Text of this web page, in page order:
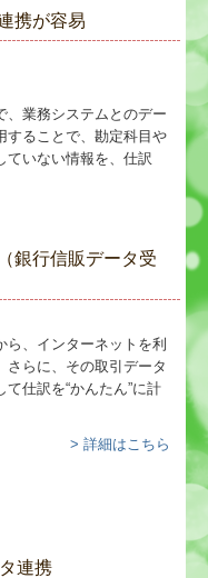
携が容易
、業務システムとのデー
することで、勘定科目や
ていない情報を、仕訳
銀行信販データ受
、インターネットを利
さらに、その取引データ
仕訳を“かんたん”に計
> 詳細はこちら
連携